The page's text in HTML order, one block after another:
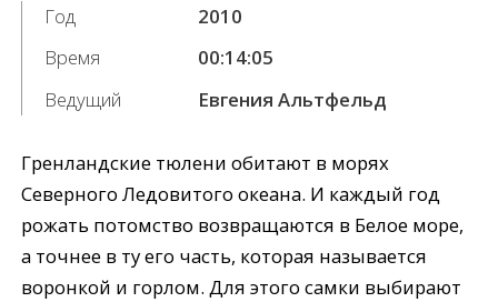
Год
2010
Время
00:14:05
Ведущий
Евгения Альтфельд
Гренландские тюлени обитают в морях
Северного Ледовитого океана. И каждый год
рожать потомство возвращаются в Белое море,
а точнее в ту его часть, которая называется
воронкой и горлом. Для этого самки выбирают